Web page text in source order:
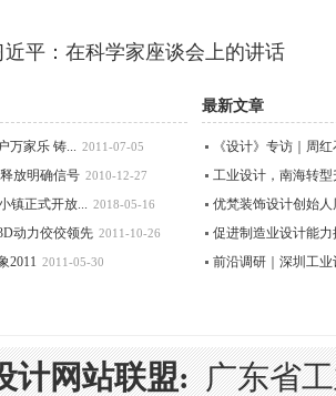
近平：在科学家座谈会上的讲话
万家乐 铸... 2011-07-05
放明确信号 2010-12-27
镇正式开放... 2018-05-16
动力佼佼领先 2011-10-26
2011 2011-05-30
最新文章
《设计》专访｜周
工业设计，南海转型
优梵装饰设计创始人
促进制造业设计能力
前沿调研｜深圳工业
计网站联盟: 广东省